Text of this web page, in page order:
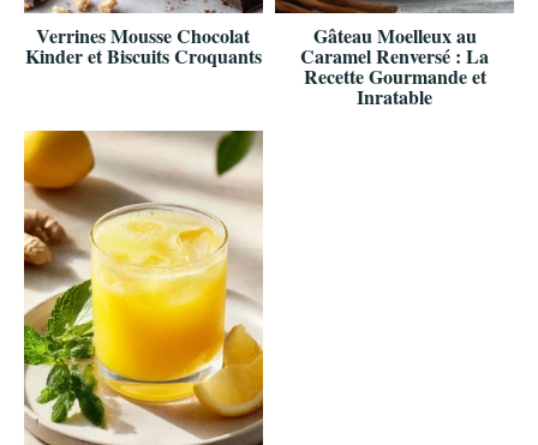
Verrines Mousse Chocolat
Kinder et Biscuits Croquants
Gâteau Moelleux au
Caramel Renversé : La
Recette Gourmande et
Inratable